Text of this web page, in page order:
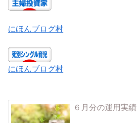
にほんブログ村
にほんブログ村
６月分の運用実績